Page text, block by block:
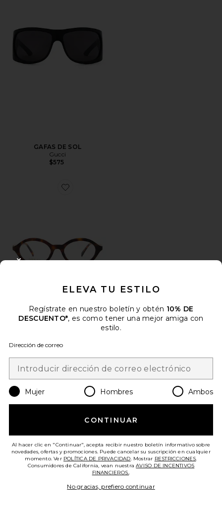
GAFAS DE SOL
Gucci
$575
Favorite GAFAS DE VISTA
GAFAS DE VISTA
$434
$620
Favorite GAFAS DE SOL
ELEVA TU ESTILO
Regístrate en nuestro boletín y obtén 10% DE
DESCUENTO*, es como tener una mejor amiga con
estilo.
Dirección de correo
Mujer Hombres Ambos
CONTINUAR
Al hacer clic en "Continuar", acepta recibir nuestro boletín informativo sobre
novedades, ofertas y promociones. Puede cancelar su suscripción en cualquier
momento. Ver POLÍTICA DE PRIVACIDAD. Mostrar RESTRICCIONES.
Consumidores de California, vean nuestraAVISO DE INCENTIVOS
FINANCIEROS..
No gracias, prefiero continuar